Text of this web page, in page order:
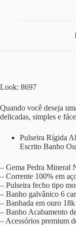
Look: 8697
Quando você deseja
delicadas, simples e
Pulseira Rígida
Escrito Banho
– Gema Pedra Mineral
– Corrente 100% em
– Pulseira fecho tipo
– Banho galvânico 6
– Banhada em ouro 18k
– Banho Acabamento
– Acessórios premium